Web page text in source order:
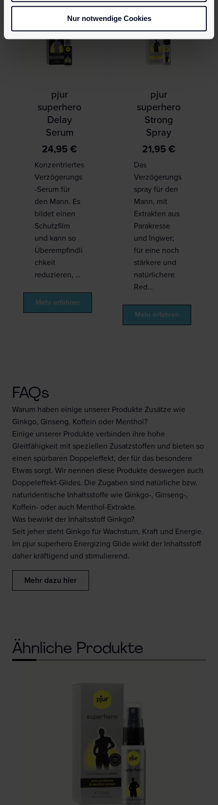
Nur notwendige Cookies
pjur
superhero
Delay
Serum
24,95 €
Konzentriertes
Verzögerungs
-Serum für
den Mann. Es
bildet einen
Schutzfilm
und kann so
Überempfindli
chkeit
reduzieren, …
Mehr erfahren
pjur
superhero
Strong
Spray
21,95 €
Das
Verzögerungs
spray für den
Mann, mit
Extrakten aus
Parakresse
und Ingwer;
für eine noch
stärkere und
natürlichere
Red…
Mehr erfahren
FAQs
Warum haben einige unserer Produkte Zusätze wie
Ginkgo, Ginseng, Koffein oder Menthol?
Einige unserer Produkte verbinden ihre hohe
Gleitfähigkeit mit speziellen Zusatzstoffen und bieten so
einen spürbaren Doppeleffekt, der für das besondere
Etwas sorgt. Wir nennen diese Produkte deswegen auch
Doppeleffekt-Glides. Die Zugaben sind natürliche bzw.
naturidentische Inhaltsstoffe wie Ginkgo-, Ginseng-,
Koffein- oder auch Menthol-Extrakte.
Was bewirkt der Inhaltsstoff Ginkgo?
Seit jeher steht Ginkgo für Wachstum, Kraft und Energie.
Im pjur superhero Energizing Glide wirkt der Inhaltsstoff
daher kräftigend und stimulierend.
Mehr dazu hier
Ähnliche Produkte